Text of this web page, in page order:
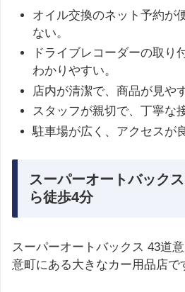
オイル交換のネット予約が
ない。
ドライブレコーダーの取り
わかりやすい。
店内が清潔で、商品が見や
スタッフが親切で、丁寧な
駐車場が広く、アクセスが
スーパーオートバック
ら徒歩4分
スーパーオートバックス 43道
意町にある大きなカー用品店で